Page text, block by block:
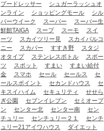
プードレッサー
シュガーラッシュオ
ンライン
ショッピングモール
シル
バーウイーク
スーパー
スーパー生
鮮館TAIGA
スープ スーモ
スイ
ーツ
スカイツリー見
スカイバルコ
ニー
スカパー すすき野
スタジ
オタイプ
ステンレスボトル
スポー
ツ
スポット すまい
すまい給付
金
スマホ セール セールス
セ
ールスポイント
セカンドハウス
セ
キスイハイム
セキュリティ
せせら
ぎ公園
セブンイレブン
セミオープ
ン
センター北 センター南
セン
チュリー
センチュリー２１
センチ
ュリー21アイワハウス
ダイエット